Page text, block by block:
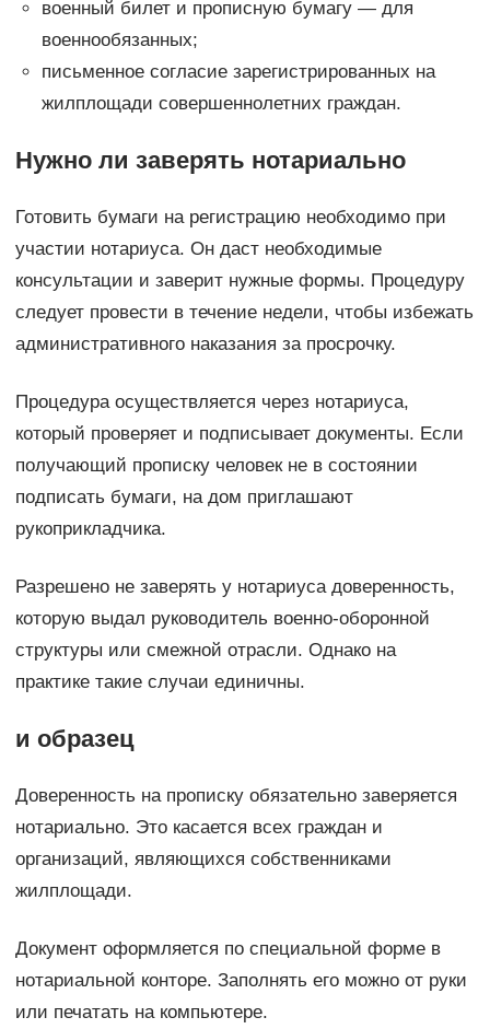
военный билет и прописную бумагу — для
военнообязанных;
письменное согласие зарегистрированных на
жилплощади совершеннолетних граждан.
Нужно ли заверять нотариально
Готовить бумаги на регистрацию необходимо при
участии нотариуса. Он даст необходимые
консультации и заверит нужные формы. Процедуру
следует провести в течение недели, чтобы избежать
административного наказания за просрочку.
Процедура осуществляется через нотариуса,
который проверяет и подписывает документы. Если
получающий прописку человек не в состоянии
подписать бумаги, на дом приглашают
рукоприкладчика.
Разрешено не заверять у нотариуса доверенность,
которую выдал руководитель военно-оборонной
структуры или смежной отрасли. Однако на
практике такие случаи единичны.
и образец
Доверенность на прописку обязательно заверяется
нотариально. Это касается всех граждан и
организаций, являющихся собственниками
жилплощади.
Документ оформляется по специальной форме в
нотариальной конторе. Заполнять его можно от руки
или печатать на компьютере.